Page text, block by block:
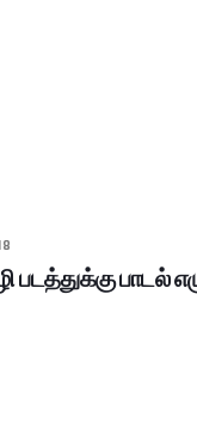
படத்துக்கு பாடல்